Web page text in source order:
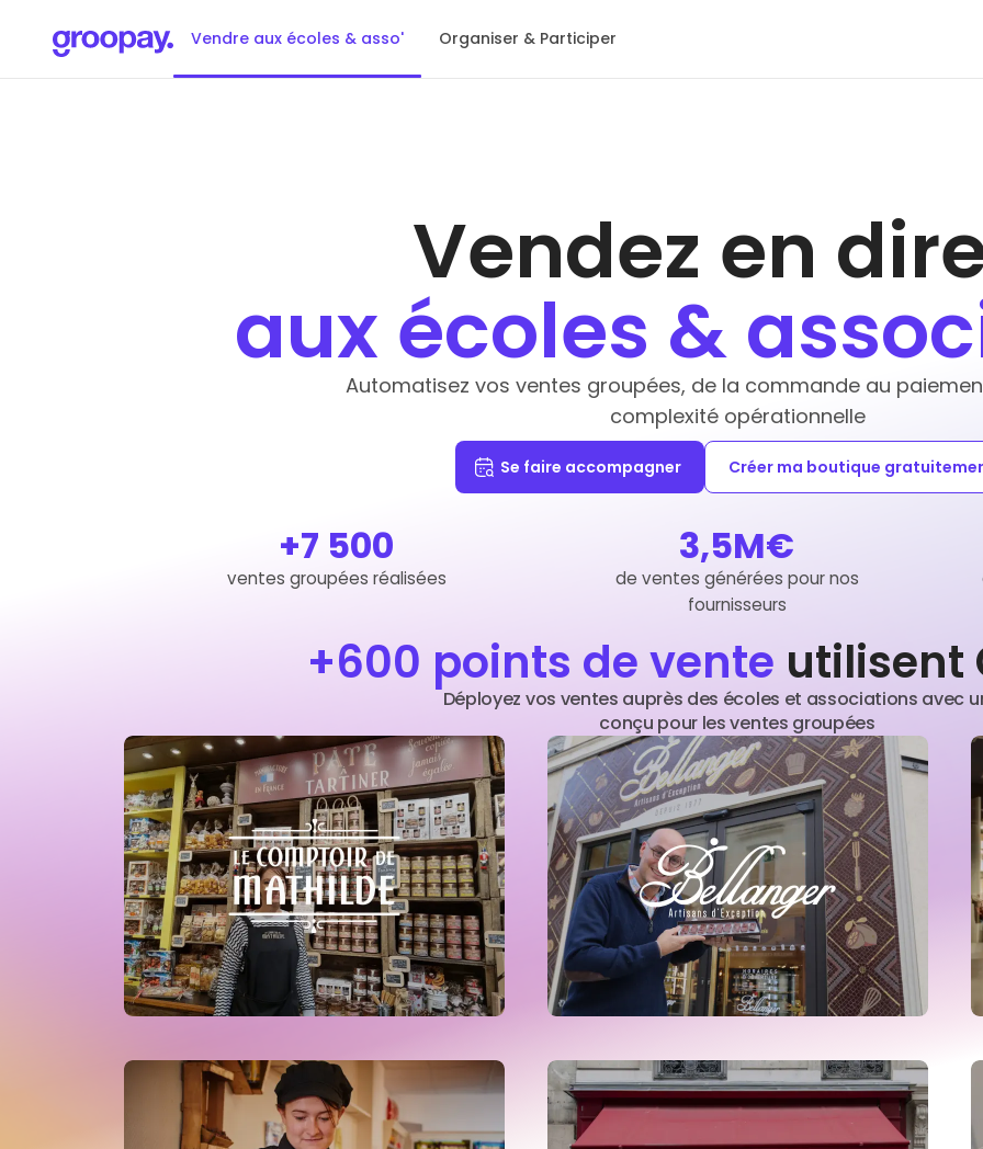
Vendre aux écoles & asso' Organiser & Participer
Vendez en
aux écoles &
Automatisez vos ventes groupées, de la commande au
complexité opérationnelle
Se faire accompagner Créer ma boutique
+7 500
ventes groupées réalisées
3,5M€
de ventes générées pour nos
fournisseurs
+600 points de vente utilisent
Déployez vos ventes auprès des écoles et associations avec
conçu pour les ventes groupées